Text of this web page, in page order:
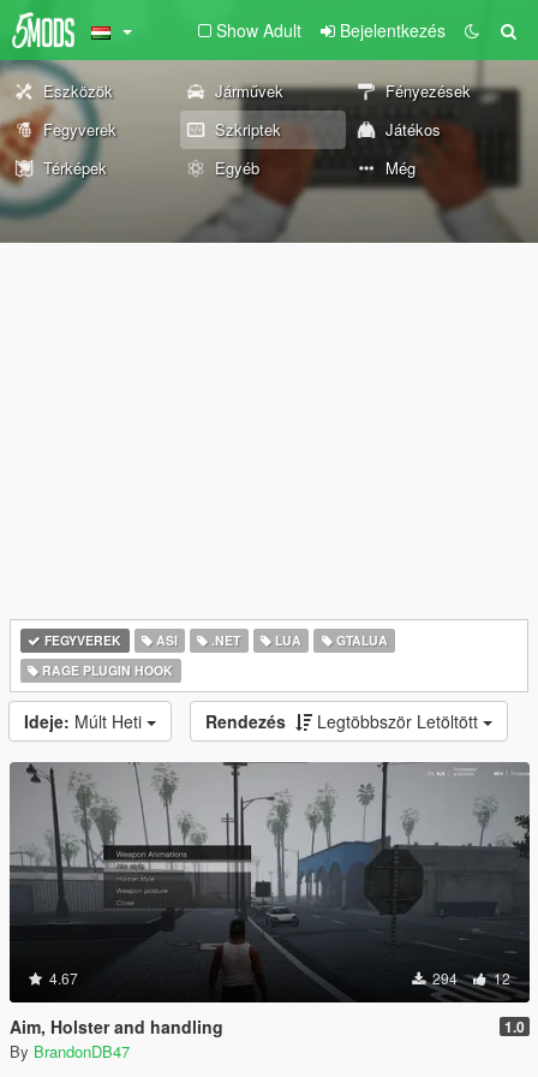
Show Adult Bejelentkezés
Eszközök Járművek
Fényezések
Fegyverek
Szkriptek
Játékos
Térképek
Egyéb Még
FEGYVEREK ASI .NET LUA
GTALUA
RAGE PLUGIN HOOK
Ideje: Múlt Heti Rendezés Legtöbbször Letöltött
4.67 294 12
Aim, Holster and handling 1.0
By BrandonDB47